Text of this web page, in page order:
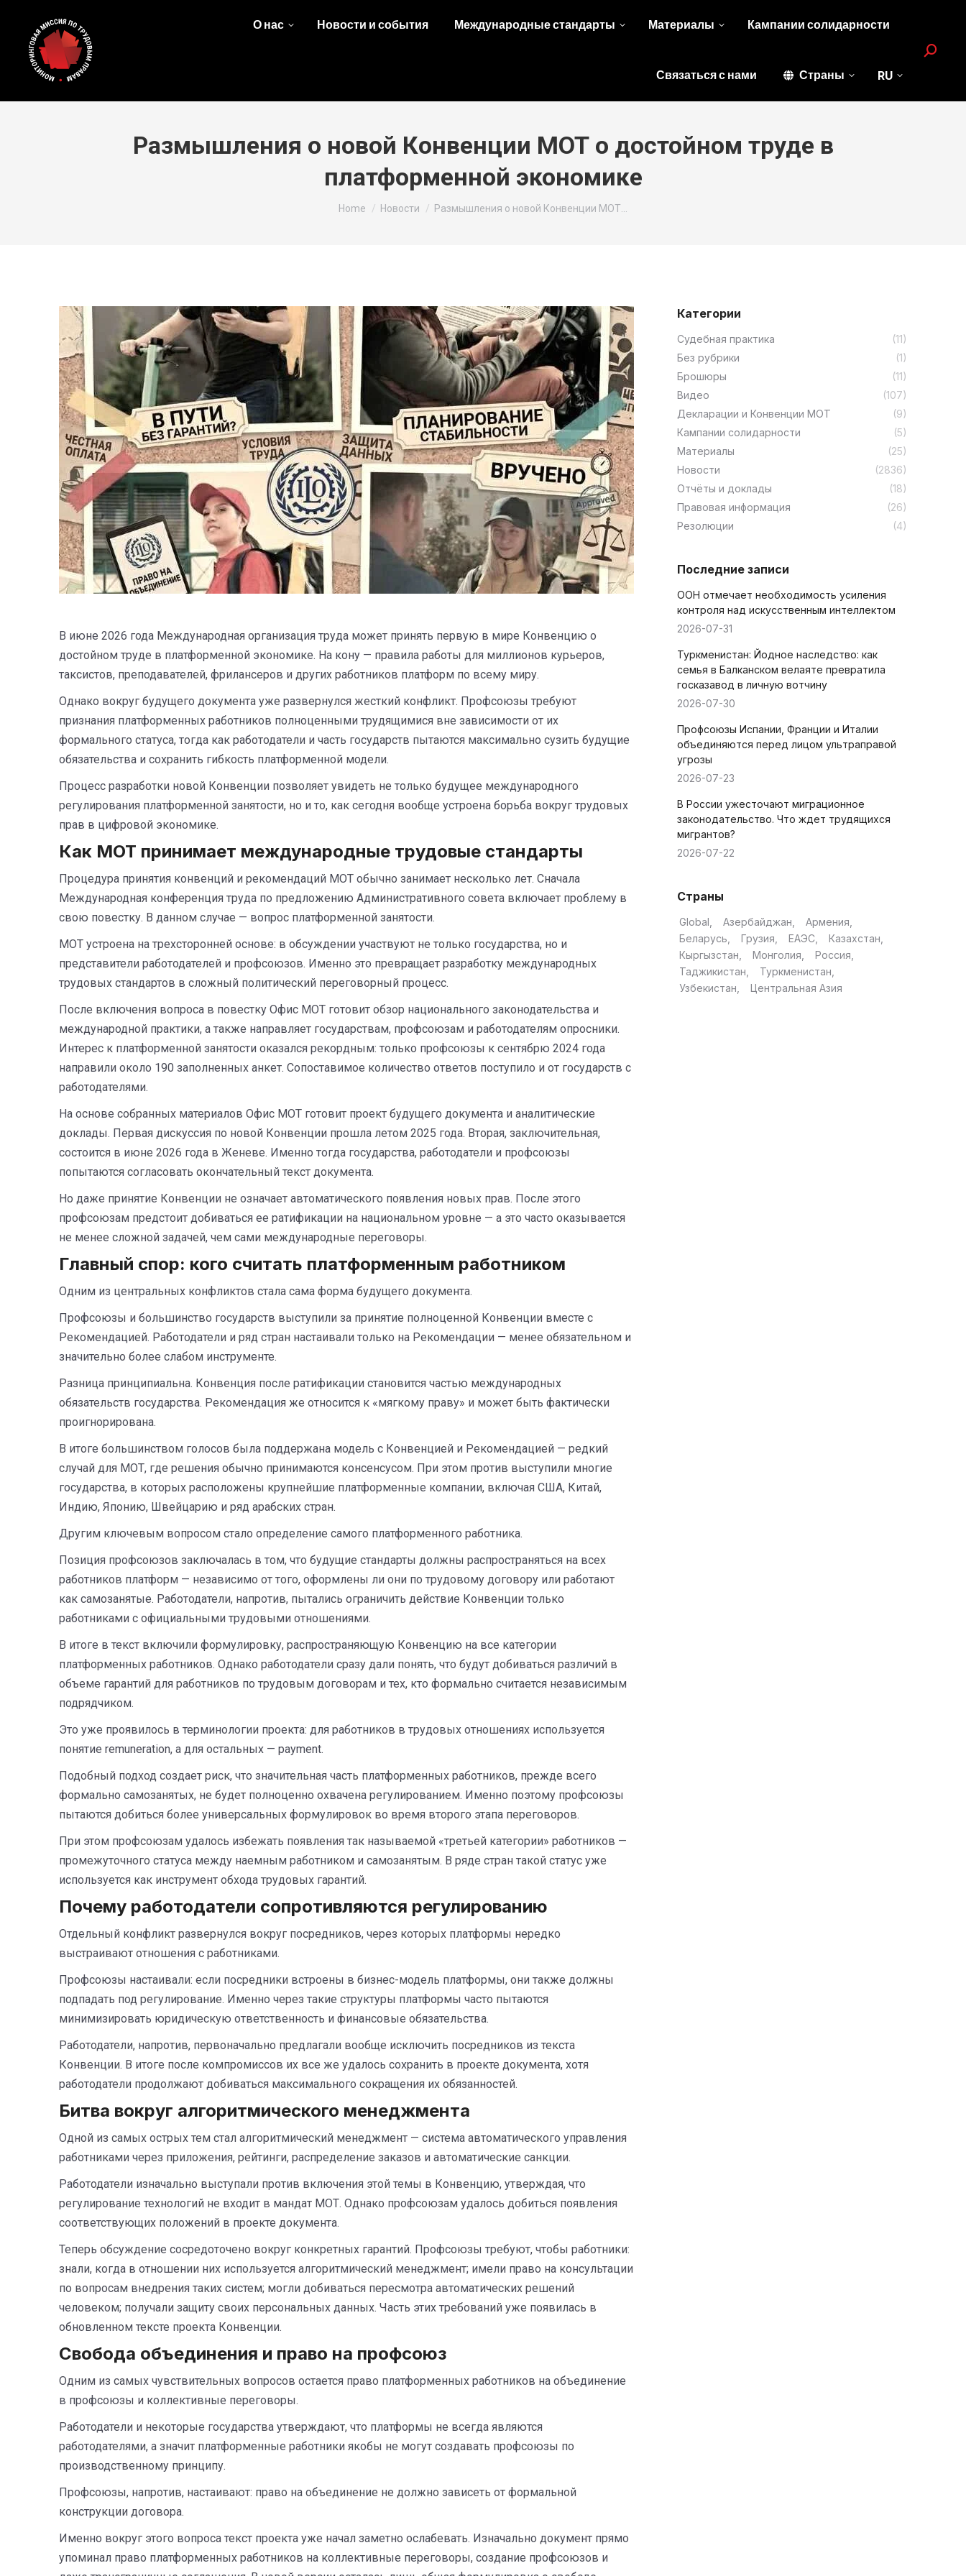
О нас Новости и события Международные стандарты Материалы Кампании солидарности
Связаться с нами Страны RU
Search:
Размышления о новой Конвенции МОТ о достойном труде в
платформенной экономике
You are here:
Home Новости Размышления о новой Конвенции МОТ…
В июне 2026 года Международная организация труда может принять первую в мире Конвенцию о
достойном труде в платформенной экономике. На кону — правила работы для миллионов курьеров,
таксистов, преподавателей, фрилансеров и других работников платформ по всему миру.
Однако вокруг будущего документа уже развернулся жесткий конфликт. Профсоюзы требуют
признания платформенных работников полноценными трудящимися вне зависимости от их
формального статуса, тогда как работодатели и часть государств пытаются максимально сузить будущие
обязательства и сохранить гибкость платформенной модели.
Процесс разработки новой Конвенции позволяет увидеть не только будущее международного
регулирования платформенной занятости, но и то, как сегодня вообще устроена борьба вокруг трудовых
прав в цифровой экономике.
Как МОТ принимает международные трудовые стандарты
Процедура принятия конвенций и рекомендаций МОТ обычно занимает несколько лет. Сначала
Международная конференция труда по предложению Административного совета включает проблему в
свою повестку. В данном случае — вопрос платформенной занятости.
МОТ устроена на трехсторонней основе: в обсуждении участвуют не только государства, но и
представители работодателей и профсоюзов. Именно это превращает разработку международных
трудовых стандартов в сложный политический переговорный процесс.
После включения вопроса в повестку Офис МОТ готовит обзор национального законодательства и
международной практики, а также направляет государствам, профсоюзам и работодателям опросники.
Интерес к платформенной занятости оказался рекордным: только профсоюзы к сентябрю 2024 года
направили около 190 заполненных анкет. Сопоставимое количество ответов поступило и от государств с
работодателями.
На основе собранных материалов Офис МОТ готовит проект будущего документа и аналитические
доклады. Первая дискуссия по новой Конвенции прошла летом 2025 года. Вторая, заключительная,
состоится в июне 2026 года в Женеве. Именно тогда государства, работодатели и профсоюзы
попытаются согласовать окончательный текст документа.
Но даже принятие Конвенции не означает автоматического появления новых прав. После этого
профсоюзам предстоит добиваться ее ратификации на национальном уровне — а это часто оказывается
не менее сложной задачей, чем сами международные переговоры.
Главный спор: кого считать платформенным работником
Одним из центральных конфликтов стала сама форма будущего документа.
Профсоюзы и большинство государств выступили за принятие полноценной Конвенции вместе с
Рекомендацией. Работодатели и ряд стран настаивали только на Рекомендации — менее обязательном и
значительно более слабом инструменте.
Разница принципиальна. Конвенция после ратификации становится частью международных
обязательств государства. Рекомендация же относится к «мягкому праву» и может быть фактически
проигнорирована.
В итоге большинством голосов была поддержана модель с Конвенцией и Рекомендацией — редкий
случай для МОТ, где решения обычно принимаются консенсусом. При этом против выступили многие
государства, в которых расположены крупнейшие платформенные компании, включая США, Китай,
Индию, Японию, Швейцарию и ряд арабских стран.
Другим ключевым вопросом стало определение самого платформенного работника.
Позиция профсоюзов заключалась в том, что будущие стандарты должны распространяться на всех
работников платформ — независимо от того, оформлены ли они по трудовому договору или работают
как самозанятые. Работодатели, напротив, пытались ограничить действие Конвенции только
работниками с официальными трудовыми отношениями.
В итоге в текст включили формулировку, распространяющую Конвенцию на все категории
платформенных работников. Однако работодатели сразу дали понять, что будут добиваться различий в
объеме гарантий для работников по трудовым договорам и тех, кто формально считается независимым
подрядчиком.
Это уже проявилось в терминологии проекта: для работников в трудовых отношениях используется
понятие remuneration, а для остальных — payment.
Подобный подход создает риск, что значительная часть платформенных работников, прежде всего
формально самозанятых, не будет полноценно охвачена регулированием. Именно поэтому профсоюзы
пытаются добиться более универсальных формулировок во время второго этапа переговоров.
При этом профсоюзам удалось избежать появления так называемой «третьей категории» работников —
промежуточного статуса между наемным работником и самозанятым. В ряде стран такой статус уже
используется как инструмент обхода трудовых гарантий.
Почему работодатели сопротивляются регулированию
Отдельный конфликт развернулся вокруг посредников, через которых платформы нередко
выстраивают отношения с работниками.
Профсоюзы настаивали: если посредники встроены в бизнес-модель платформы, они также должны
подпадать под регулирование. Именно через такие структуры платформы часто пытаются
минимизировать юридическую ответственность и финансовые обязательства.
Работодатели, напротив, первоначально предлагали вообще исключить посредников из текста
Конвенции. В итоге после компромиссов их все же удалось сохранить в проекте документа, хотя
работодатели продолжают добиваться максимального сокращения их обязанностей.
Битва вокруг алгоритмического менеджмента
Одной из самых острых тем стал алгоритмический менеджмент — система автоматического управления
работниками через приложения, рейтинги, распределение заказов и автоматические санкции.
Работодатели изначально выступали против включения этой темы в Конвенцию, утверждая, что
регулирование технологий не входит в мандат МОТ. Однако профсоюзам удалось добиться появления
соответствующих положений в проекте документа.
Теперь обсуждение сосредоточено вокруг конкретных гарантий. Профсоюзы требуют, чтобы работники:
знали, когда в отношении них используется алгоритмический менеджмент; имели право на консультации
по вопросам внедрения таких систем; могли добиваться пересмотра автоматических решений
человеком; получали защиту своих персональных данных. Часть этих требований уже появилась в
обновленном тексте проекта Конвенции.
Свобода объединения и право на профсоюз
Одним из самых чувствительных вопросов остается право платформенных работников на объединение
в профсоюзы и коллективные переговоры.
Работодатели и некоторые государства утверждают, что платформы не всегда являются
работодателями, а значит платформенные работники якобы не могут создавать профсоюзы по
производственному принципу.
Профсоюзы, напротив, настаивают: право на объединение не должно зависеть от формальной
конструкции договора.
Именно вокруг этого вопроса текст проекта уже начал заметно ослабевать. Изначально документ прямо
упоминал право платформенных работников на коллективные переговоры, создание профсоюзов и
Категории
Cудебная практика
(11)
Без рубрики
(1)
Брошюры
(11)
Видео
(107)
Декларации и Конвенции МОТ
(9)
Кампании солидарности
(5)
Материалы
(25)
Новости
(2836)
Отчёты и доклады
(18)
Правовая информация
(26)
Резолюции
(4)
Последние записи
ООН отмечает необходимость усиления
контроля над искусственным интеллектом
2026-07-31
Туркменистан: Йодное наследство: как
семья в Балканском велаяте превратила
госказавод в личную вотчину
2026-07-30
Профсоюзы Испании, Франции и Италии
объединяются перед лицом ультраправой
угрозы
2026-07-23
В России ужесточают миграционное
законодательство. Что ждет трудящихся
мигрантов?
2026-07-22
Страны
Global Азербайджан
Армения
Беларусь
Грузия ЕАЭС
Казахстан
Кыргызстан
Монголия
Россия
Таджикистан
Туркменистан
Узбекистан
Центральная Азия